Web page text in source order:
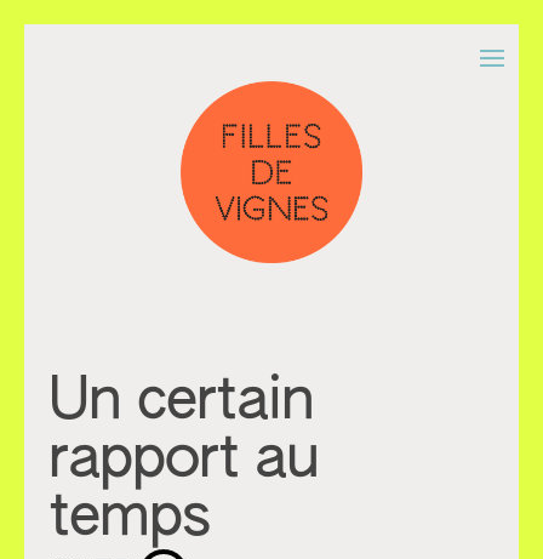
Un certain
rapport au
temps